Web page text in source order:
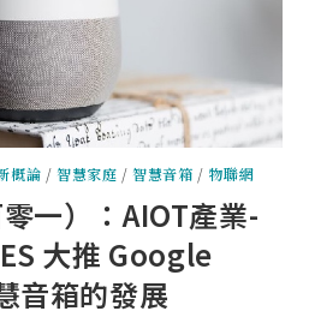
概論 /智慧家庭 /智慧音箱 / 物聯網
一）：AIOT產業-
大推 Google
音箱的發展